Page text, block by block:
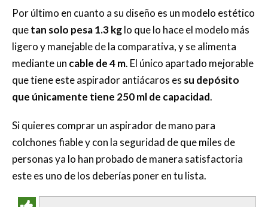
Por último en cuanto a su diseño es un modelo estético
quetan solo pesa 1.3 kglo que lo hace el modelo más
ligero y manejable de la comparativa, y se alimenta
mediante un cable de 4 m. El único apartado mejorable
que tiene este aspirador antiácaros es su depósito
que únicamente tiene 250 ml de capacidad.
Si quieres comprar un aspirador de mano para
colchones fiable y con la seguridad de que miles de
personas ya lo han probado de manera satisfactoria
este es uno de los deberías poner en tu lista.